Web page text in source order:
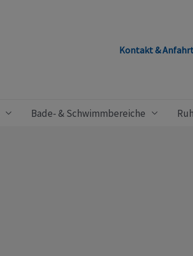
Kontakt &
Bade- & Schwimmbereiche